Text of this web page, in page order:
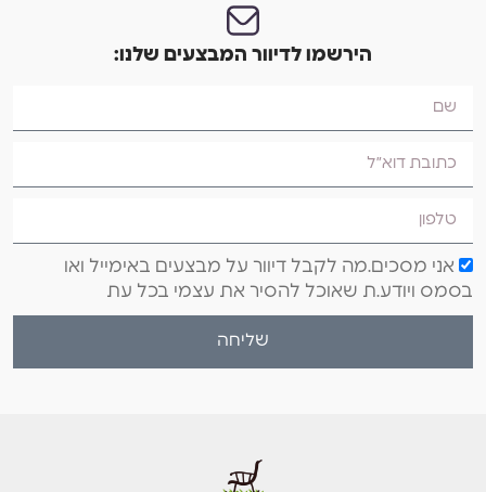
הירשמו לדיוור המבצעים שלנו:
אני מסכים.מה לקבל דיוור על מבצעים באימייל ואו
בסמס ויודע.ת שאוכל להסיר את עצמי בכל עת
שליחה